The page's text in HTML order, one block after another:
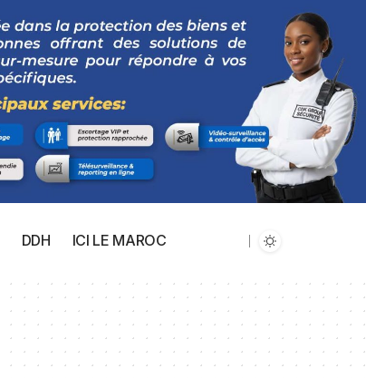
DDH ICI LE MAROC